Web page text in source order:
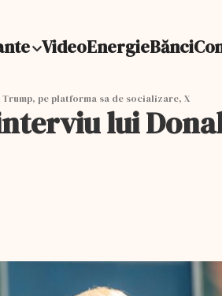
VideoEnergieBănci
pe platforma sa de socializare, X
lui